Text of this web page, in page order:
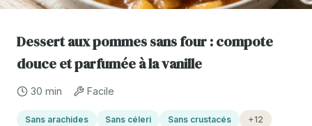
Dessert aux pommes sans four : compote
douce et parfumée à la vanille
30 min Facile
Sans arachides Sans céleri Sans crustacés +12